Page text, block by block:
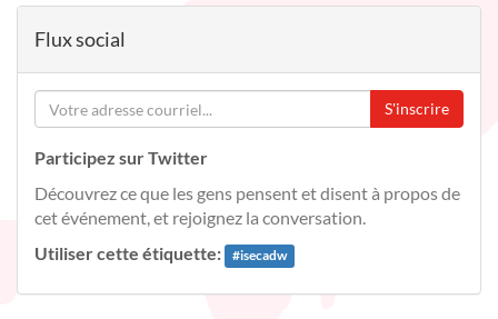
Flux social
S'inscrire
Participez sur Twitter
Découvrez ce que les gens pensent et disent à propos de
cet événement, et rejoignez la conversation.
Utiliser cette étiquette:
#isecadw